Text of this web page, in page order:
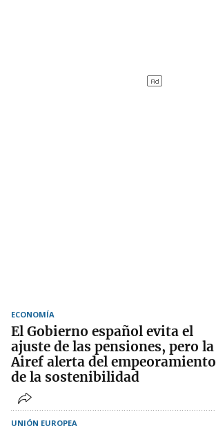
ECONOMÍA
El Gobierno español evita el
ajuste de las pensiones, pero la
Airef alerta del empeoramiento
de la sostenibilidad
UNIÓN EUROPEA